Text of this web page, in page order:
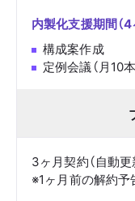
内製化支援期間（4
構成案作成
定例会議（月10
3ヶ月契約（自動更
※1ヶ月前の解約予